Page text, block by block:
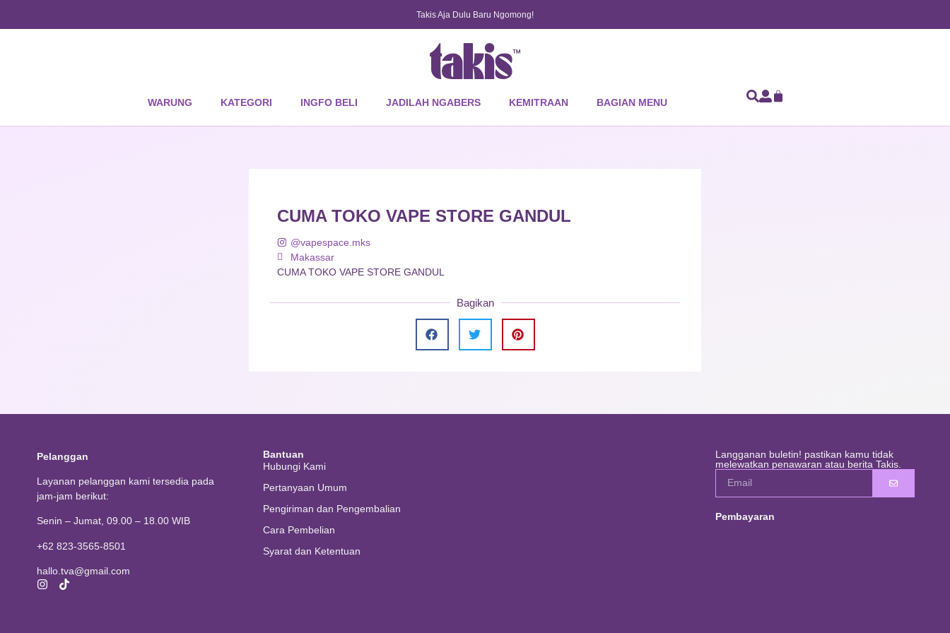
Takis Aja Dulu Baru Ngomong!
WARUNG KATEGORI INGFO BELI JADILAH NGABERS KEMITRAAN BAGIAN MENU
CUMA TOKO VAPE STORE GANDUL
@vapespace.mks
Makassar
CUMA TOKO VAPE STORE GANDUL
Bagikan
Pelanggan
Layanan pelanggan kami tersedia pada
jam-jam berikut:
Senin – Jumat, 09.00 – 18.00 WIB
+62 823-3565-8501
hallo.tva@gmail.com
Bantuan
Hubungi Kami
Pertanyaan Umum
Pengiriman dan Pengembalian
Cara Pembelian
Syarat dan Ketentuan
Langganan buletin! pastikan kamu tidak
melewatkan penawaran atau berita Takis.
Pembayaran